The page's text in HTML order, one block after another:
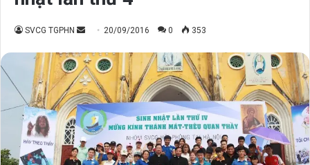
SVCG TGPHN
Send
email
20/09/2016 0 353